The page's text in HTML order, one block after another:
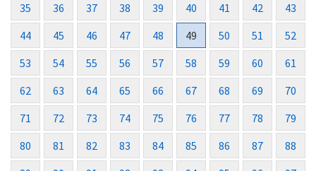
35
36 37 38 39 40 41 42
43
44
45 46 47 48 49 50 51
52
53
54 55 56 57 58 59 60
61
62
63 64 65 66 67 68 69
70
71
72 73 74 75 76 77 78
79
80
81 82 83 84 85 86 87
88